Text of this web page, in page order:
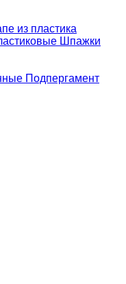
из пластика
Шпажки
Подпергамент